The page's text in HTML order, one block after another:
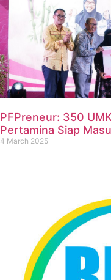
PFPreneur: 350
Pertamina Siap
4 March 2025